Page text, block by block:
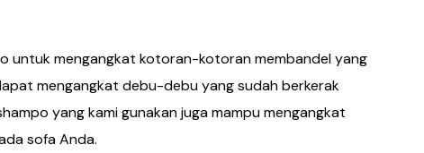
untuk mengangkat kotoran-kotoran membandel yang
mengangkat debu-debu yang sudah berkerak
yang kami gunakan juga mampu mengangkat
sofa Anda.